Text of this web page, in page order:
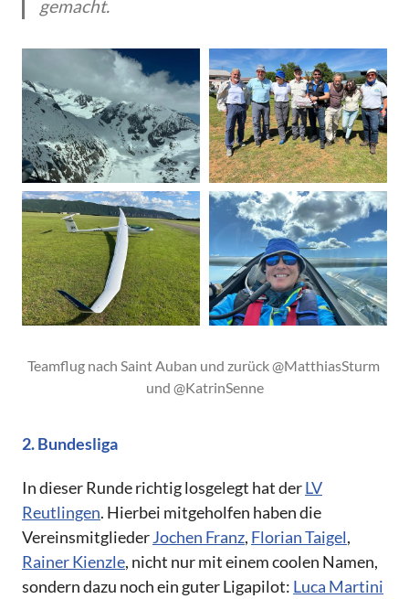
gemacht.
Teamflug nach Saint Auban und zurück @MatthiasSturm
und @KatrinSenne
2. Bundesliga
In dieser Runde richtig losgelegt hat derLV
Reutlingen. Hierbei mitgeholfen haben die
VereinsmitgliederJochen Franz, Florian Taigel,
Rainer Kienzle, nicht nur mit einem coolen Namen,
sondern dazu noch ein guter Ligapilot: Luca Martini